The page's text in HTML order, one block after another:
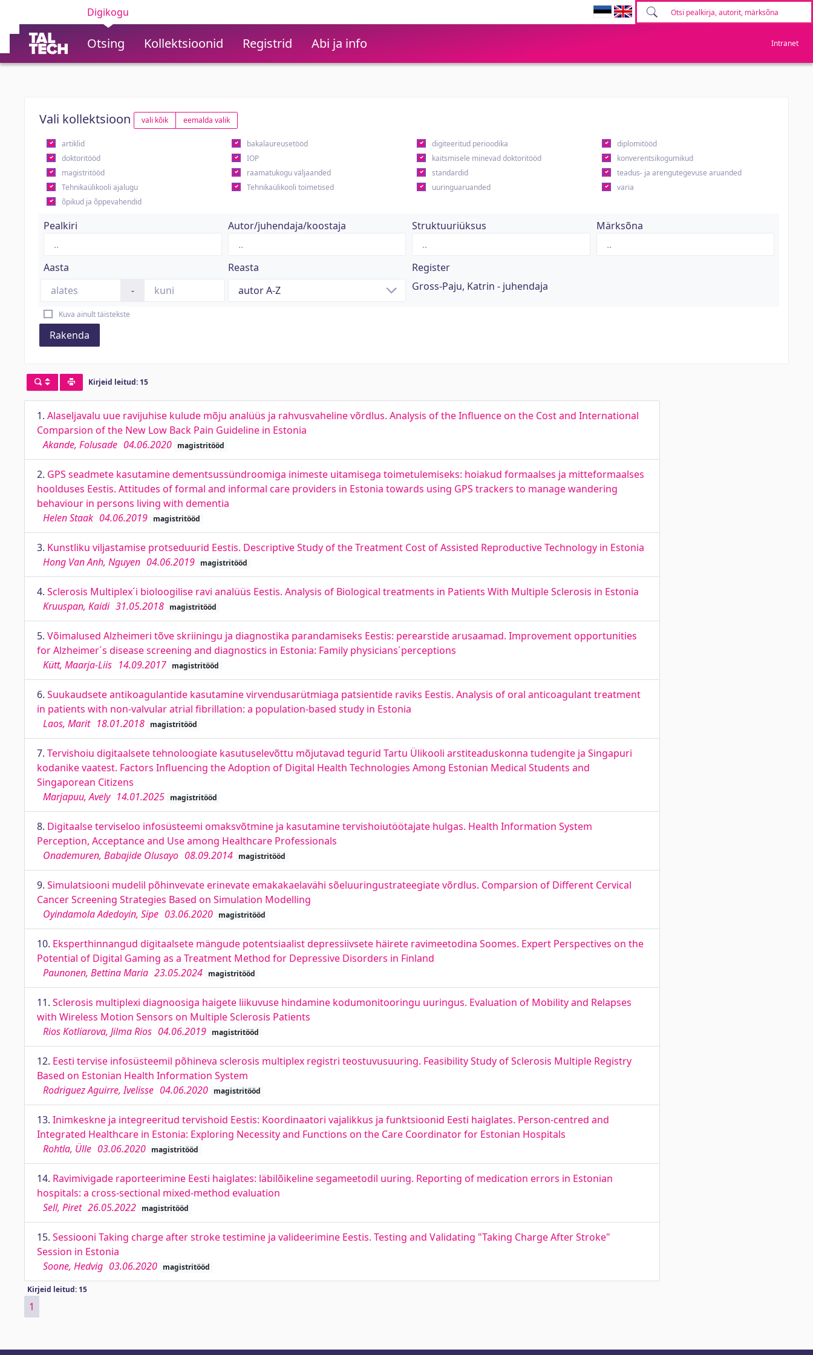
Digikogu
Otsing Kollektsioonid Registrid Abi ja info Intranet
Vali kollektsioon vali kõik eemalda valik
artiklid bakalaureusetööd digiteeritud perioodika
diplomitööd
doktoritööd
IOP kaitsmisele minevad doktoritööd
konverentsikogumikud
magistritööd
raamatukogu väljaanded standardid
teadus- ja arengutegevuse aruanded
Tehnikaülikooli ajalugu
Tehnikaülikooli toimetised uuringuaruanded
varia
õpikud ja õppevahendid
Pealkiri Autor/juhendaja/koostaja Struktuuriüksus Märksõna
Aasta
-
Reasta
Register
Gross-Paju, Katrin - juhendaja
Kuva ainult täistekste
Rakenda
Kirjeid leitud: 15
1. Alaseljavalu uue ravijuhise kulude mõju analüüs ja rahvusvaheline võrdlus. Analysis of the Influence on the Cost and International
Comparsion of the New Low Back Pain Guideline in Estonia
Akande, Folusade 04.06.2020 magistritööd
2. GPS seadmete kasutamine dementsussündroomiga inimeste uitamisega toimetulemiseks: hoiakud formaalses ja mitteformaalses
hoolduses Eestis. Attitudes of formal and informal care providers in Estonia towards using GPS trackers to manage wandering
behaviour in persons living with dementia
Helen Staak 04.06.2019 magistritööd
3. Kunstliku viljastamise protseduurid Eestis. Descriptive Study of the Treatment Cost of Assisted Reproductive Technology in Estonia
Hong Van Anh, Nguyen 04.06.2019 magistritööd
4. Sclerosis Multiplex´i bioloogilise ravi analüüs Eestis. Analysis of Biological treatments in Patients With Multiple Sclerosis in Estonia
Kruuspan, Kaidi 31.05.2018 magistritööd
5. Võimalused Alzheimeri tõve skriiningu ja diagnostika parandamiseks Eestis: perearstide arusaamad. Improvement opportunities
for Alzheimer´s disease screening and diagnostics in Estonia: Family physicians´perceptions
Kütt, Maarja-Liis 14.09.2017 magistritööd
6. Suukaudsete antikoagulantide kasutamine virvendusarütmiaga patsientide raviks Eestis. Analysis of oral anticoagulant treatment
in patients with non-valvular atrial fibrillation: a population-based study in Estonia
Laos, Marit 18.01.2018 magistritööd
7. Tervishoiu digitaalsete tehnoloogiate kasutuselevõttu mõjutavad tegurid Tartu Ülikooli arstiteaduskonna tudengite ja Singapuri
kodanike vaatest. Factors Influencing the Adoption of Digital Health Technologies Among Estonian Medical Students and
Singaporean Citizens
Marjapuu, Avely 14.01.2025 magistritööd
8. Digitaalse terviseloo infosüsteemi omaksvõtmine ja kasutamine tervishoiutöötajate hulgas. Health Information System
Perception, Acceptance and Use among Healthcare Professionals
Onademuren, Babajide Olusayo 08.09.2014 magistritööd
9. Simulatsiooni mudelil põhinvevate erinevate emakakaelavähi sõeluuringustrateegiate võrdlus. Comparsion of Different Cervical
Cancer Screening Strategies Based on Simulation Modelling
Oyindamola Adedoyin, Sipe 03.06.2020 magistritööd
10. Eksperthinnangud digitaalsete mängude potentsiaalist depressiivsete häirete ravimeetodina Soomes. Expert Perspectives on the
Potential of Digital Gaming as a Treatment Method for Depressive Disorders in Finland
Paunonen, Bettina Maria 23.05.2024 magistritööd
11. Sclerosis multiplexi diagnoosiga haigete liikuvuse hindamine kodumonitooringu uuringus. Evaluation of Mobility and Relapses
with Wireless Motion Sensors on Multiple Sclerosis Patients
Rios Kotliarova, Jilma Rios 04.06.2019 magistritööd
12. Eesti tervise infosüsteemil põhineva sclerosis multiplex registri teostuvusuuring. Feasibility Study of Sclerosis Multiple Registry
Based on Estonian Health Information System
Rodriguez Aguirre, Ivelisse 04.06.2020 magistritööd
13. Inimkeskne ja integreeritud tervishoid Eestis: Koordinaatori vajalikkus ja funktsioonid Eesti haiglates. Person-centred and
Integrated Healthcare in Estonia: Exploring Necessity and Functions on the Care Coordinator for Estonian Hospitals
Rohtla, Ülle 03.06.2020 magistritööd
14. Ravimivigade raporteerimine Eesti haiglates: läbilõikeline segameetodil uuring. Reporting of medication errors in Estonian
hospitals: a cross-sectional mixed-method evaluation
Sell, Piret 26.05.2022 magistritööd
15. Sessiooni Taking charge after stroke testimine ja valideerimine Eestis. Testing and Validating "Taking Charge After Stroke"
Session in Estonia
Soone, Hedvig 03.06.2020 magistritööd
Kirjeid leitud: 15
1